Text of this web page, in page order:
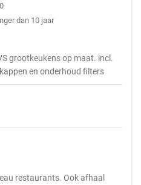
dan 10 jaar
grootkeukens op maat. incl.
en onderhoud filters
restaurants. Ook afhaal